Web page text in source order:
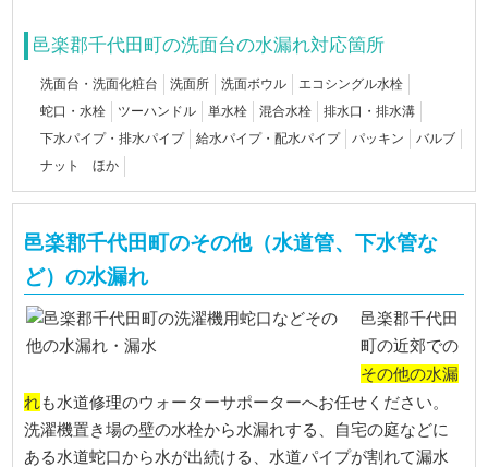
邑楽郡千代田町の洗面台の水漏れ対応箇所
洗面台・洗面化粧台 洗面所 洗面ボウル
エコシングル水栓
蛇口・水栓
ツーハンドル 単水栓 混合水栓
排水口・排水溝
下水パイプ・排水パイプ
給水パイプ・配水パイプ パッキン
バルブ
ナット ほか
邑楽郡千代田町のその他（水道管、下水管な
ど）の水漏れ
邑楽郡千代田
町の近郊での
その他の水漏
れも水道修理のウォーターサポーターへお任せください。
洗濯機置き場の壁の水栓から水漏れする、自宅の庭などに
ある水道蛇口から水が出続ける、水道パイプが割れて漏水